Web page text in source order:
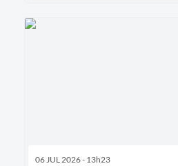
06 JUL 2026 - 13h23